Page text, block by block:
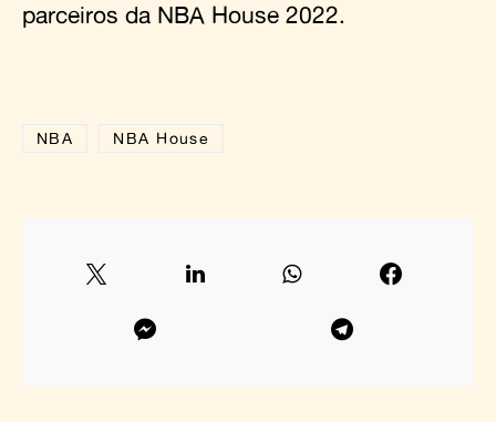
parceiros da NBA House 2022.
NBA NBA House